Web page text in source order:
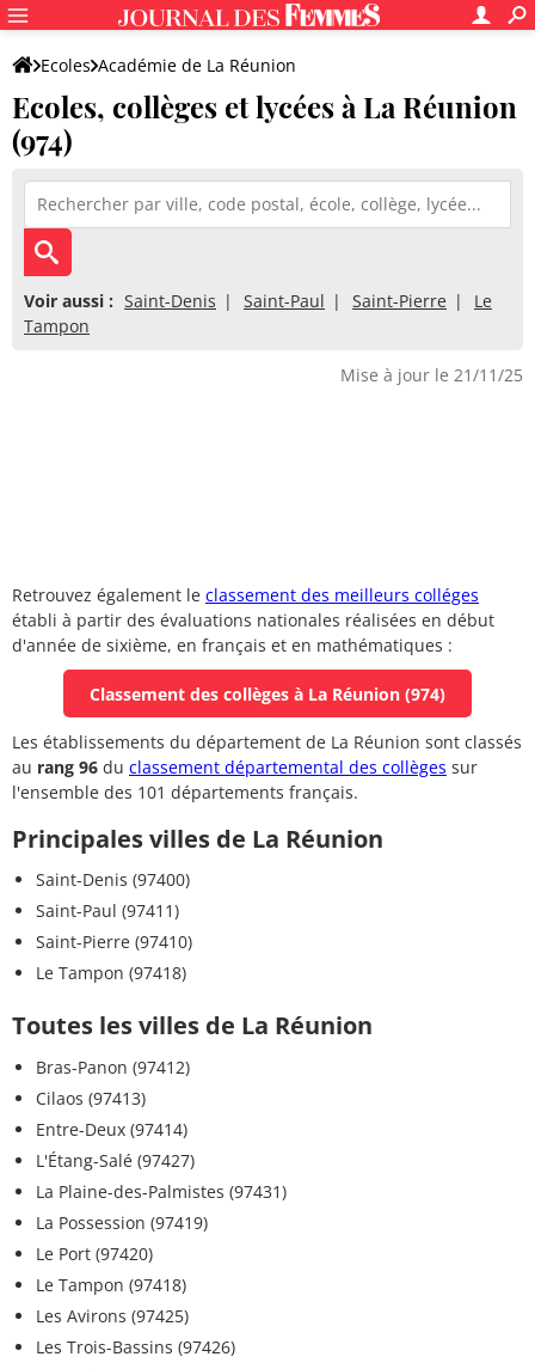
Ecoles Académie de La Réunion
Ecoles, collèges et lycées à La Réunion
(974)
Voir aussi : Saint-Denis Saint-Paul Saint-Pierre
Le
Tampon
Mise à jour le 21/11/25
Retrouvez également le classement des meilleurs colléges
établi à partir des évaluations nationales réalisées en début
d'année de sixième, en français et en mathématiques :
Classement des collèges à La Réunion (974)
Les établissements du département de La Réunion sont classés
au rang 96 du classement départemental des collèges sur
l'ensemble des 101 départements français.
Principales villes de La Réunion
Saint-Denis (97400)
Saint-Paul (97411)
Saint-Pierre (97410)
Le Tampon (97418)
Toutes les villes de La Réunion
Bras-Panon (97412)
Cilaos (97413)
Entre-Deux (97414)
L'Étang-Salé (97427)
La Plaine-des-Palmistes (97431)
La Possession (97419)
Le Port (97420)
Le Tampon (97418)
Les Avirons (97425)
Les Trois-Bassins (97426)